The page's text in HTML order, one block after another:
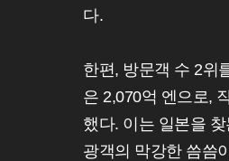
다.
한편, 방문객 수 2위
은 2,070억 엔으로,
했다. 이는 일본을
광객의 막강한 씀씀